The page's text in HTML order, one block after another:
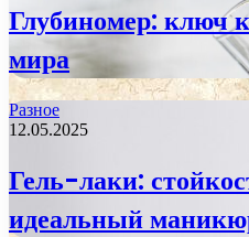
Глубиномер: ключ
мира
Разное
12.05.2025
Гель-лаки:
идеальный